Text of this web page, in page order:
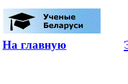
На главную